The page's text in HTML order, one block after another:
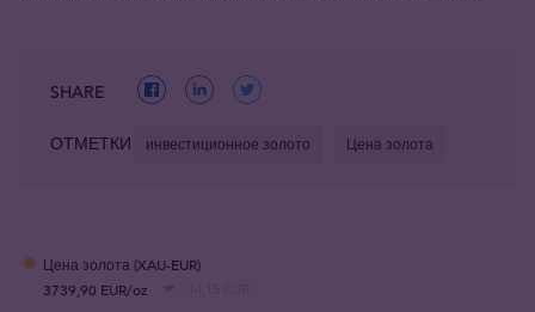
SHARE
ОТМЕТКИ инвестиционное золото Цена золота
Цена золота (XAU-EUR)
3739,90 EUR/oz